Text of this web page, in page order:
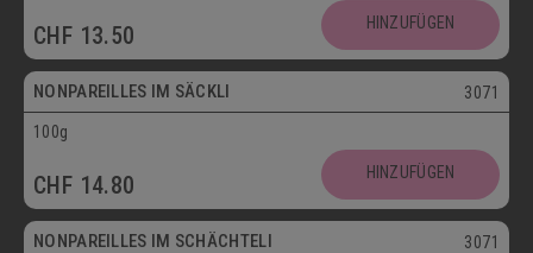
CHF 13.50 HINZUFÜGEN
Postversand
NONPAREILLES IM SÄCKLI 3071
100g
CHF 14.80 HINZUFÜGEN
Postversand
NONPAREILLES IM SCHÄCHTELI 3071